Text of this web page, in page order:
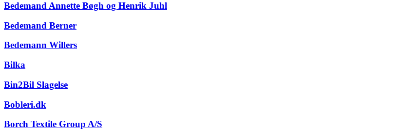
Bedemand Annette Bøgh og Henrik Juhl
Bedemand Berner
Bedemann Willers
Bilka
Bin2Bil Slagelse
Bobleri.dk
Borch Textile Group A/S